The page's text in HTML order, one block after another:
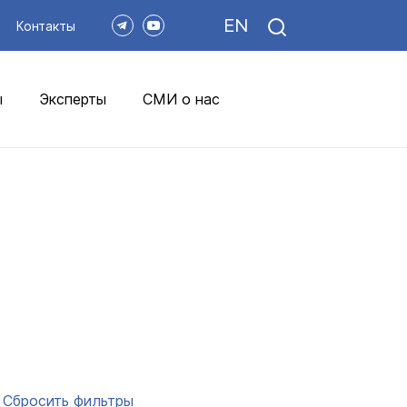
Контакты EN
Эксперты СМИ о нас
Сбросить фильтры